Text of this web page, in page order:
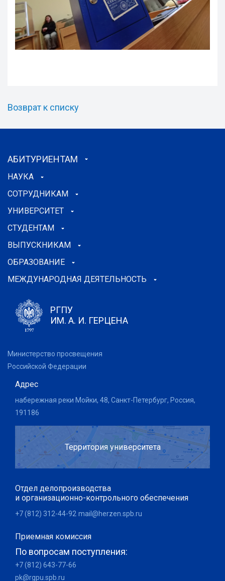
Возврат к списку
АБИТУРИЕНТАМ
НАУКА
СОТРУДНИКАМ
УНИВЕРСИТЕТ
СТУДЕНТАМ
ВЫПУСКНИКАМ
ОБРАЗОВАНИЕ
МЕЖДУНАРОДНАЯ ДЕЯТЕЛЬНОСТЬ
РГПУ
ИМ. А. И. ГЕРЦЕНА
Министерство просвещения
Российской Федерации
Адрес
набережная реки Мойки, 48, Санкт-Петербург, Россия,
191186
Территория университета
Отдел делопроизводства
и организационно-контрольного обеспечения
+7 (812) 312-44-92 mail@herzen.spb.ru
Приемная комиссия
По вопросам поступления:
+7 (812) 643-77-66
pk@rgpu.spb.ru